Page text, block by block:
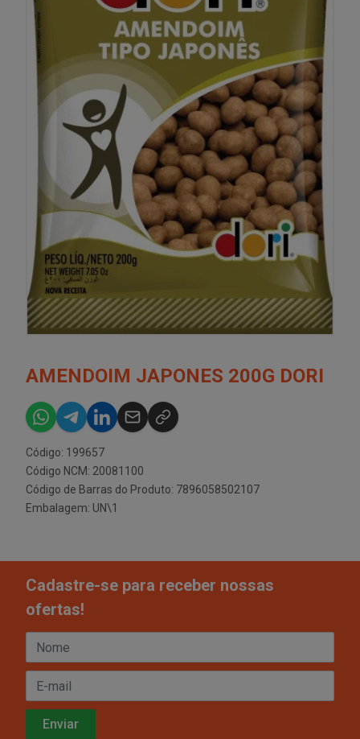
AMENDOIM JAPONES 200G DORI
Código: 199657
Código NCM: 20081100
Código de Barras do Produto: 7896058502107
Embalagem: UN\1
Cadastre-se para receber nossas
ofertas!